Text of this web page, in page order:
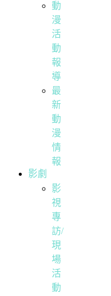
動
漫
活
動
報
導
最
新
動
漫
情
報
影劇
影
視
專
訪/
現
場
活
動